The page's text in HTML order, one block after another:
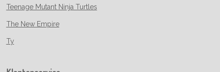
Teenage Mutant Ninja Turtles
The New Empire
Ty